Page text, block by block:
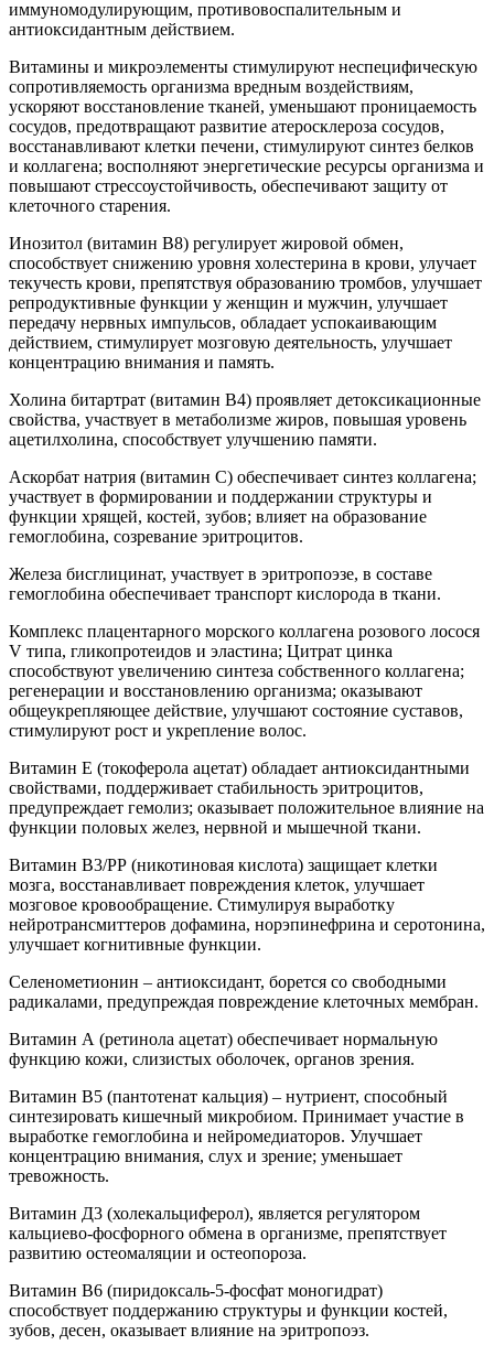
иммуномодулирующим, противовоспалительным и
антиоксидантным действием.
Витамины и микроэлементы стимулируют неспецифическую
сопротивляемость организма вредным воздействиям,
ускоряют восстановление тканей, уменьшают проницаемость
сосудов, предотвращают развитие атеросклероза сосудов,
восстанавливают клетки печени, стимулируют синтез белков
и коллагена; восполняют энергетические ресурсы организма и
повышают стрессоустойчивость, обеспечивают защиту от
клеточного старения.
Инозитол (витамин В8) регулирует жировой обмен,
способствует снижению уровня холестерина в крови, улучает
текучесть крови, препятствуя образованию тромбов, улучшает
репродуктивные функции у женщин и мужчин, улучшает
передачу нервных импульсов, обладает успокаивающим
действием, стимулирует мозговую деятельность, улучшает
концентрацию внимания и память.
Холина битартрат (витамин В4) проявляет детоксикационные
свойства, участвует в метаболизме жиров, повышая уровень
ацетилхолина, способствует улучшению памяти.
Аскорбат натрия (витамин С) обеспечивает синтез коллагена;
участвует в формировании и поддержании структуры и
функции хрящей, костей, зубов; влияет на образование
гемоглобина, созревание эритроцитов.
Железа бисглицинат, участвует в эритропоэзе, в составе
гемоглобина обеспечивает транспорт кислорода в ткани.
Комплекс плацентарного морского коллагена розового лосося
V типа, гликопротеидов и эластина; Цитрат цинка
способствуют увеличению синтеза собственного коллагена;
регенерации и восстановлению организма; оказывают
общеукрепляющее действие, улучшают состояние суставов,
стимулируют рост и укрепление волос.
Витамин Е (токоферола ацетат) обладает антиоксидантными
свойствами, поддерживает стабильность эритроцитов,
предупреждает гемолиз; оказывает положительное влияние на
функции половых желез, нервной и мышечной ткани.
Витамин В3/РР (никотиновая кислота) защищает клетки
мозга, восстанавливает повреждения клеток, улучшает
мозговое кровообращение. Стимулируя выработку
нейротрансмиттеров дофамина, норэпинефрина и серотонина,
улучшает когнитивные функции.
Селенометионин – антиоксидант, борется со свободными
радикалами, предупреждая повреждение клеточных мембран.
Витамин А (ретинола ацетат) обеспечивает нормальную
функцию кожи, слизистых оболочек, органов зрения.
Витамин В5 (пантотенат кальция) – нутриент, способный
синтезировать кишечный микробиом. Принимает участие в
выработке гемоглобина и нейромедиаторов. Улучшает
концентрацию внимания, слух и зрение; уменьшает
тревожность.
Витамин Д3 (холекальциферол), является регулятором
кальциево-фосфорного обмена в организме, препятствует
развитию остеомаляции и остеопороза.
Витамин В6 (пиридоксаль-5-фосфат моногидрат)
способствует поддержанию структуры и функции костей,
зубов, десен, оказывает влияние на эритропоэз.